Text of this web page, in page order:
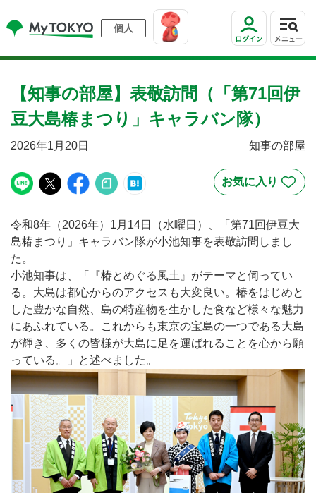
個人
【知事の部屋】表敬訪問（「第71回伊
豆大島椿まつり」キャラバン隊）
2026年1月20日 知事の部屋
令和8年（2026年）1月14日（水曜日）、「第71回伊豆大
島椿まつり」キャラバン隊が小池知事を表敬訪問しまし
た。
小池知事は、「『椿とめぐる風土』がテーマと伺ってい
る。大島は都心からのアクセスも大変良い。椿をはじめと
した豊かな自然、島の特産物を生かした食など様々な魅力
にあふれている。これからも東京の宝島の一つである大島
が輝き、多くの皆様が大島に足を運ばれることを心から願
っている。」と述べました。